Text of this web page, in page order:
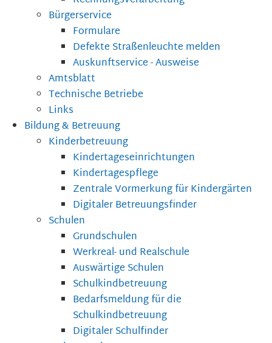
Bürgerservice
Formulare
Defekte Straßenleuchte melden
Auskunftservice - Ausweise
Amtsblatt
Technische Betriebe
Links
Bildung & Betreuung
Kinderbetreuung
Kindertageseinrichtungen
Kindertagespflege
Zentrale Vormerkung für Kindergärten
Digitaler Betreuungsfinder
Schulen
Grundschulen
Werkreal- und Realschule
Auswärtige Schulen
Schulkindbetreuung
Bedarfsmeldung für die
Schulkindbetreuung
Digitaler Schulfinder